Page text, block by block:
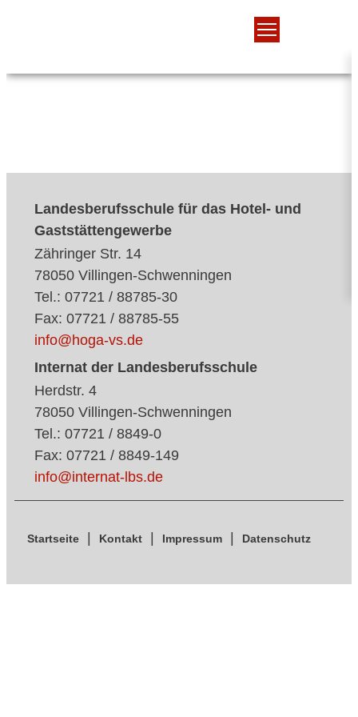
Landesberufsschule für das Hotel- und
Gaststättengewerbe
Zähringer Str. 14
78050 Villingen-Schwenningen
Tel.: 07721 / 88785-30
Fax: 07721 / 88785-55
info@hoga-vs.de
Internat der Landesberufsschule
Herdstr. 4
78050 Villingen-Schwenningen
Tel.: 07721 / 8849-0
Fax: 07721 / 8849-149
info@internat-lbs.de
Startseite Kontakt Impressum Datenschutz